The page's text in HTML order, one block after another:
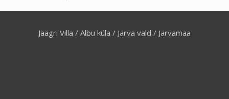
Jäägri Villa / Albu küla / Järva vald / Järvamaa